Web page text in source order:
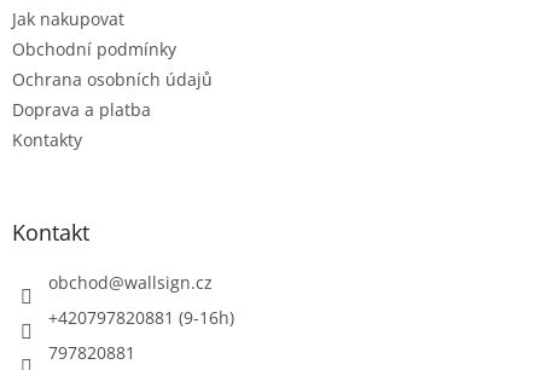
Jak nakupovat
Obchodní podmínky
Ochrana osobních údajů
Doprava a platba
Kontakty
Kontakt
obchod@wallsign.cz
+420797820881 (9-16h)
797820881